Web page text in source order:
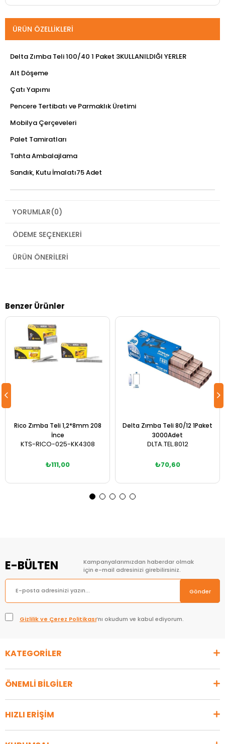
ÜRÜN ÖZELLIKLERI
Delta Zımba Teli 100/40 1 Paket 3KULLANILDIĞI YERLER
Alt Döşeme
Çatı Yapımı
Pencere Tertibatı ve Parmaklık Üretimi
Mobilya Çerçeveleri
Palet Tamiratları
Tahta Ambalajlama
Sandık, Kutu İmalatı75 Adet
YORUMLAR(0)
ÖDEME SEÇENEKLERI
ÜRÜN ÖNERILERI
Benzer Ürünler
Rico Zımba Teli 1,2*8mm 208
İnce
KTS-RICO-025-KK4308
₺111,00
Delta Zımba Teli 80/12 1Paket
3000Adet
DLTA.TEL.8012
₺70,60
E-BÜLTEN
Kampanyalarımızdan haberdar olmak
için e-mail adresinizi girebilirsiniz.
Gönder
Gizlilik ve Çerez Politikası’nı okudum ve kabul ediyorum.
KATEGORİLER
ÖNEMLİ BİLGİLER
HIZLI ERİŞİM